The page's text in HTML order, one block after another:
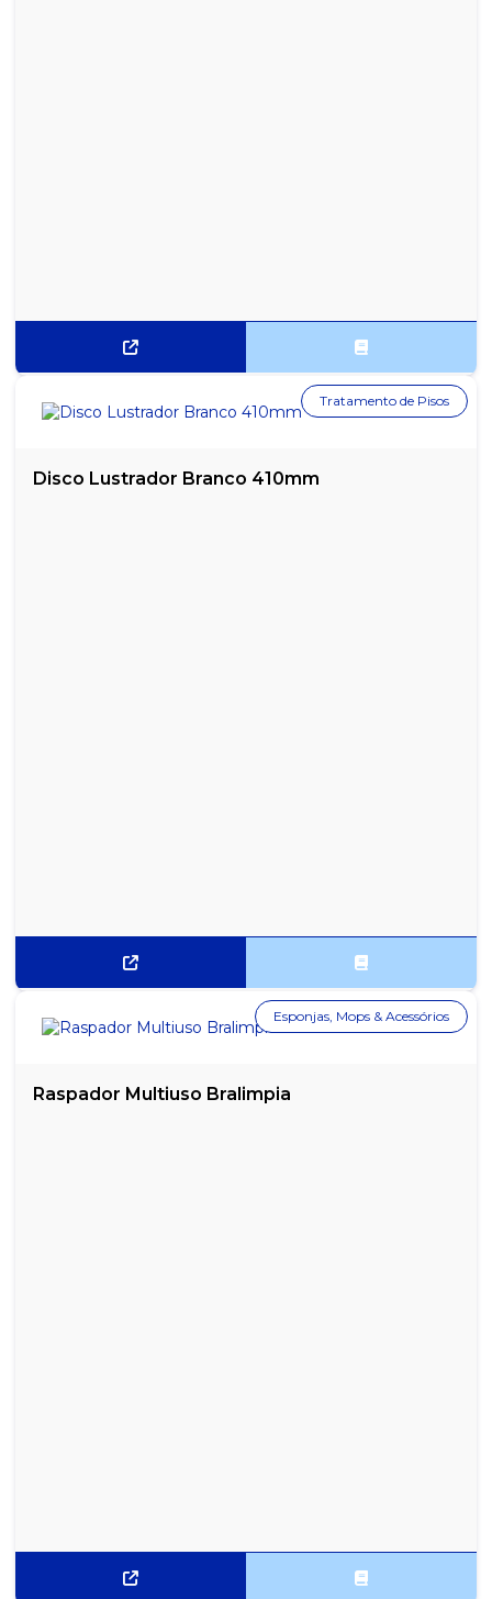
Disco Lustrador Branco 410mm
Tratamento de Pisos
Raspador Multiuso Bralimpia
Esponjas, Mops & Acessórios